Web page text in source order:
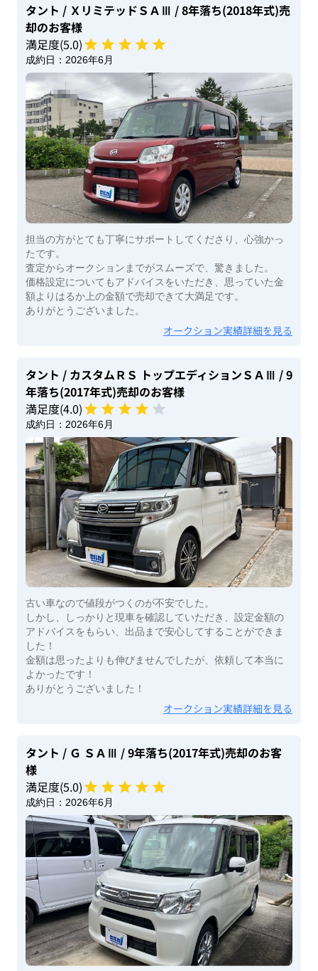
タント / ＸリミテッドＳＡⅢ / 8年落ち(2018年式)売
却のお客様
満足度(5.0)
成約日： 2026年6月
担当の方がとても丁寧にサポートしてくださり、心強かっ
たです。
査定からオークションまでがスムーズで、驚きました。
価格設定についてもアドバイスをいただき、思っていた金
額よりはるか上の金額で売却できて大満足です。
ありがとうございました。
オークション実績詳細を見る
タント / カスタムＲＳ トップエディションＳＡⅢ / 9
年落ち(2017年式)売却のお客様
満足度(4.0)
成約日： 2026年6月
古い車なので値段がつくのが不安でした。
しかし、しっかりと現車を確認していただき、設定金額の
アドバイスをもらい、出品まで安心してすることができま
した！
金額は思ったよりも伸びませんでしたが、依頼して本当に
よかったです！
ありがとうございました！
オークション実績詳細を見る
タント / Ｇ ＳＡⅢ / 9年落ち(2017年式)売却のお客
様
満足度(5.0)
成約日： 2026年6月